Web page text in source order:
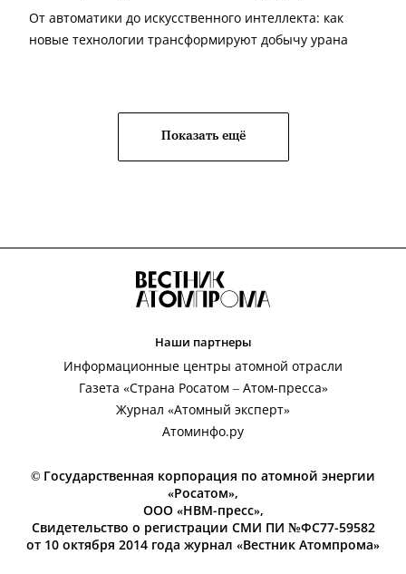
От автоматики до искусственного интеллекта: как
новые технологии трансформируют добычу урана
Показать ещё
© Государственная корпорация по атомной энергии
«Росатом»,
ООО «НВМ-пресс»,
Свидетельство о регистрации СМИ ПИ №ФС77-59582
от 10 октября 2014 года журнал «Вестник Атомпрома»
Наши партнеры
Информационные центры атомной отрасли
Газета «Страна Росатом – Атом-пресса»
Журнал «Атомный эксперт»
Атоминфо.ру